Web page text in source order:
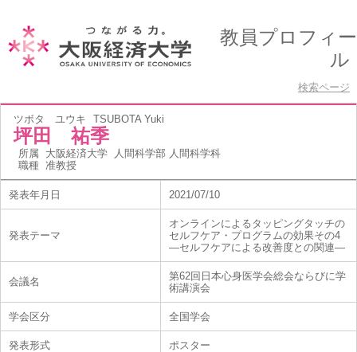
教員プロフィー
ル
検索ページ
ツボタ ユウキ TSUBOTA Yuki
坪田 祐季
所属 大阪経済大学 人間科学部 人間科学科
職種 准教授
発表年月日 2021/07/10
発表テーマ
オンラインによるタッピングタッチの
セルフケア・プログラムの効果その4
―セルフケアによる改善度との関連―
会議名
第62回日本心身医学会総会ならびに学
術講演会
学会区分 全国学会
発表形式 ポスター